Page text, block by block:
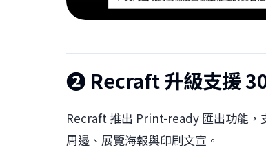
❷ Recraft 升級支援
Recraft 推出 Print-ready 匯出功能，
周邊、展覽海報與印刷文宣。